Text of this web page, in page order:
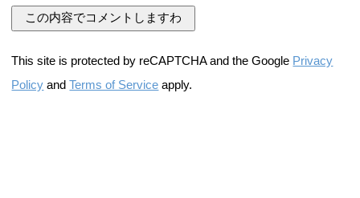
This site is protected by reCAPTCHA and the Google Privacy
Policy andTerms of Service apply.